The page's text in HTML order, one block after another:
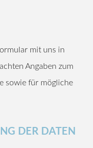
mit uns in
Angaben zum
sowie für mögliche
DER DATEN